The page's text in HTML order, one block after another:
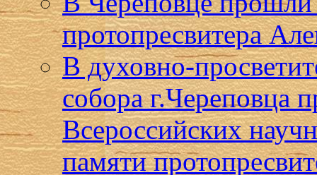
протопресвитера
В духовно-
собора г.Череповца
Всероссийских
памяти